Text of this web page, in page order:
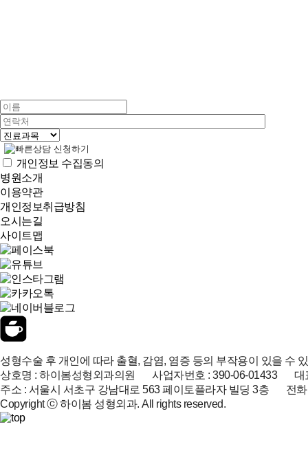
개인정보 수집동의
병원소개
이용약관
개인정보취급방침
오시는길
사이트맵
성형수술 후 개인에 따라 출혈, 감염, 염증 등의 부작용이 있을 수
상호명 : 하이봄성형외과의원 사업자번호 : 390-06-01433 대
주소 : 서울시 서초구 강남대로 563 페이토플라자 빌딩 3층 전
Copyright ⓒ 하이봄 성형외과. All rights reserved.